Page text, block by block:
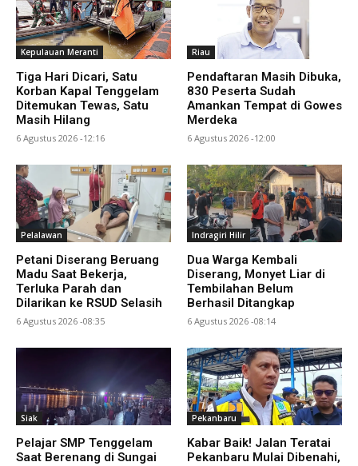
Kepulauan Meranti
Tiga Hari Dicari, Satu
Korban Kapal Tenggelam
Ditemukan Tewas, Satu
Masih Hilang
6 Agustus 2026 -12:16
Riau
Pendaftaran Masih Dibuka,
830 Peserta Sudah
Amankan Tempat di Gowes
Merdeka
6 Agustus 2026 -12:00
Pelalawan
Petani Diserang Beruang
Madu Saat Bekerja,
Terluka Parah dan
Dilarikan ke RSUD Selasih
6 Agustus 2026 -08:35
Indragiri Hilir
Dua Warga Kembali
Diserang, Monyet Liar di
Tembilahan Belum
Berhasil Ditangkap
6 Agustus 2026 -08:14
Siak
Pelajar SMP Tenggelam
Saat Berenang di Sungai
Pekanbaru
Kabar Baik! Jalan Teratai
Pekanbaru Mulai Dibenahi,